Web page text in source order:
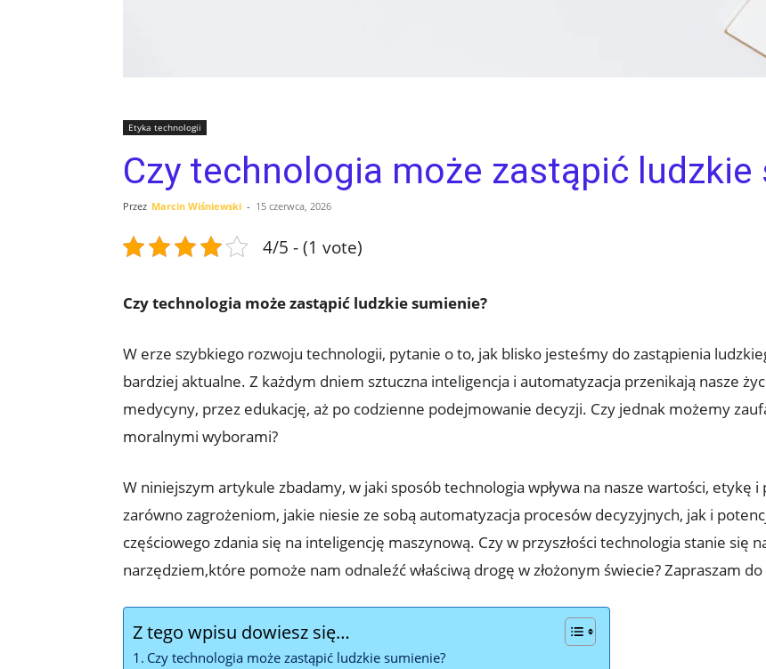
Etyka technologii
Czy technologia może zastąpić ludzkie
Przez Marcin Wiśniewski - 15 czerwca, 2026
4/5 - (1 vote)
Czy technologia może zastąpić ludzkie sumienie?
W erze szybkiego rozwoju technologii, pytanie o to, jak blisko jesteśmy do zastąpienia
bardziej aktualne. Z każdym dniem sztuczna inteligencja i automatyzacja przenikają nasze
medycyny, przez edukację, aż po codzienne podejmowanie decyzji. Czy jednak możemy
moralnymi wyborami?
W niniejszym artykule zbadamy, w jaki sposób technologia wpływa na nasze wartości, etykę
zarówno zagrożeniom, jakie niesie ze sobą automatyzacja procesów decyzyjnych, jak i
częściowego zdania się na inteligencję maszynową. Czy w przyszłości technologia stanie się
narzędziem,które pomoże nam odnaleźć właściwą drogę w złożonym świecie? Zapraszam
Z tego wpisu dowiesz się…
Czy technologia może zastąpić ludzkie sumienie?